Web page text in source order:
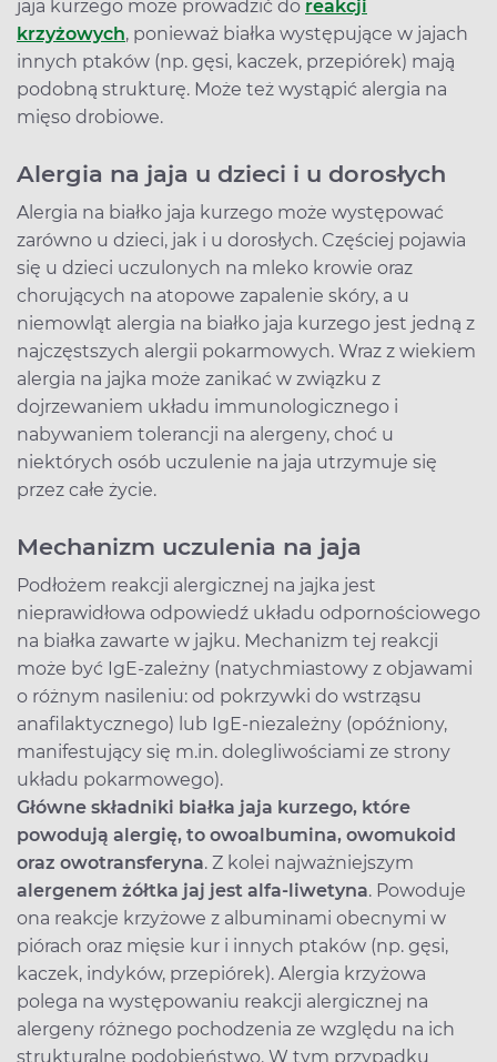
jaja kurzego może prowadzić do reakcji
krzyżowych, ponieważ białka występujące w jajach
innych ptaków (np. gęsi, kaczek, przepiórek) mają
podobną strukturę. Może też wystąpić alergia na
mięso drobiowe.
Alergia na jaja u dzieci i u dorosłych
Alergia na białko jaja kurzego może występować
zarówno u dzieci, jak i u dorosłych. Częściej pojawia
się u dzieci uczulonych na mleko krowie oraz
chorujących na atopowe zapalenie skóry, a u
niemowląt alergia na białko jaja kurzego jest jedną z
najczęstszych alergii pokarmowych. Wraz z wiekiem
alergia na jajka może zanikać w związku z
dojrzewaniem układu immunologicznego i
nabywaniem tolerancji na alergeny, choć u
niektórych osób uczulenie na jaja utrzymuje się
przez całe życie.
Mechanizm uczulenia na jaja
Podłożem reakcji alergicznej na jajka jest
nieprawidłowa odpowiedź układu odpornościowego
na białka zawarte w jajku. Mechanizm tej reakcji
może być IgE-zależny (natychmiastowy z objawami
o różnym nasileniu: od pokrzywki do wstrząsu
anafilaktycznego) lub IgE-niezależny (opóźniony,
manifestujący się m.in. dolegliwościami ze strony
układu pokarmowego).
Główne składniki białka jaja kurzego, które
powodują alergię, to owoalbumina, owomukoid
oraz owotransferyna. Z kolei najważniejszym
alergenem żółtka jaj jest alfa-liwetyna. Powoduje
ona reakcje krzyżowe z albuminami obecnymi w
piórach oraz mięsie kur i innych ptaków (np. gęsi,
kaczek, indyków, przepiórek). Alergia krzyżowa
polega na występowaniu reakcji alergicznej na
alergeny różnego pochodzenia ze względu na ich
strukturalne podobieństwo. W tym przypadku